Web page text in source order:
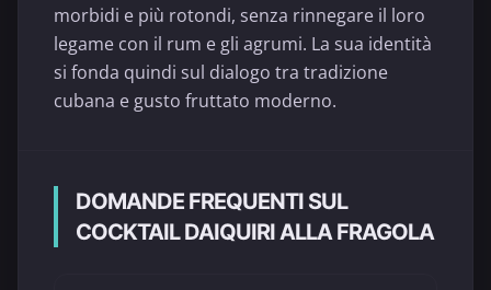
morbidi e più rotondi, senza rinnegare il loro
legame con il rum e gli agrumi. La sua identità
si fonda quindi sul dialogo tra tradizione
cubana e gusto fruttato moderno.
DOMANDE FREQUENTI SUL
COCKTAIL DAIQUIRI ALLA FRAGOLA